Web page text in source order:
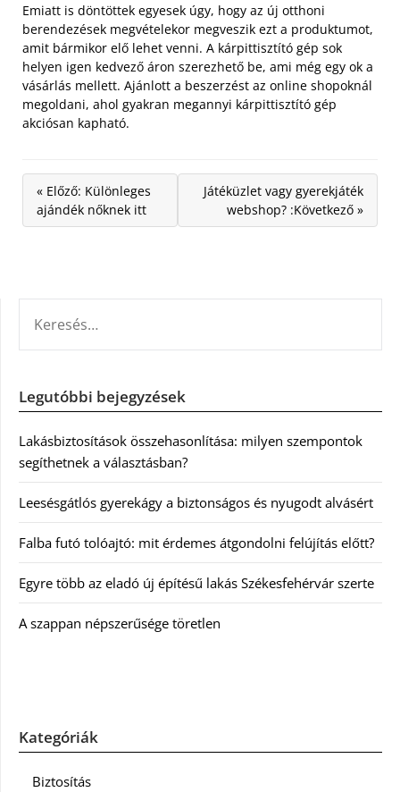
Emiatt is döntöttek egyesek úgy, hogy az új otthoni
berendezések megvételekor megveszik ezt a produktumot,
amit bármikor elő lehet venni. A kárpittisztító gép sok
helyen igen kedvező áron szerezhető be, ami még egy ok a
vásárlás mellett. Ajánlott a beszerzést az online shopoknál
megoldani, ahol gyakran megannyi kárpittisztító gép
akciósan kapható.
« Előző: Különleges
ajándék nőknek itt
Játéküzlet vagy gyerekjáték
webshop? :Következő »
Legutóbbi bejegyzések
Lakásbiztosítások összehasonlítása: milyen szempontok
segíthetnek a választásban?
Leesésgátlós gyerekágy a biztonságos és nyugodt alvásért
Falba futó tolóajtó: mit érdemes átgondolni felújítás előtt?
Egyre több az eladó új építésű lakás Székesfehérvár szerte
A szappan népszerűsége töretlen
Kategóriák
Biztosítás